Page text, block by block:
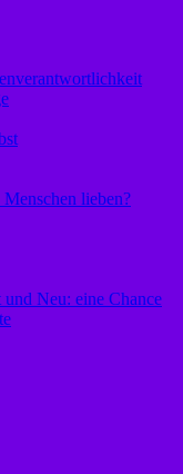
lieben?
Neu: eine Chance